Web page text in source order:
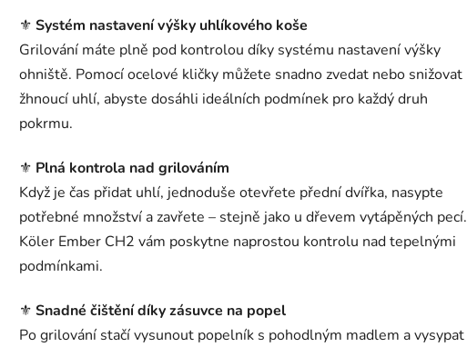
⚜️ Systém nastavení výšky uhlíkového koše
Grilování máte plně pod kontrolou díky systému nastavení výšky
ohniště. Pomocí ocelové kličky můžete snadno zvedat nebo snižovat
žhnoucí uhlí, abyste dosáhli ideálních podmínek pro každý druh
pokrmu.
⚜️ Plná kontrola nad grilováním
Když je čas přidat uhlí, jednoduše otevřete přední dvířka, nasypte
potřebné množství a zavřete – stejně jako u dřevem vytápěných pecí.
Köler Ember CH2 vám poskytne naprostou kontrolu nad tepelnými
podmínkami.
⚜️ Snadné čištění díky zásuvce na popel
Po grilování stačí vysunout popelník s pohodlným madlem a vysypat